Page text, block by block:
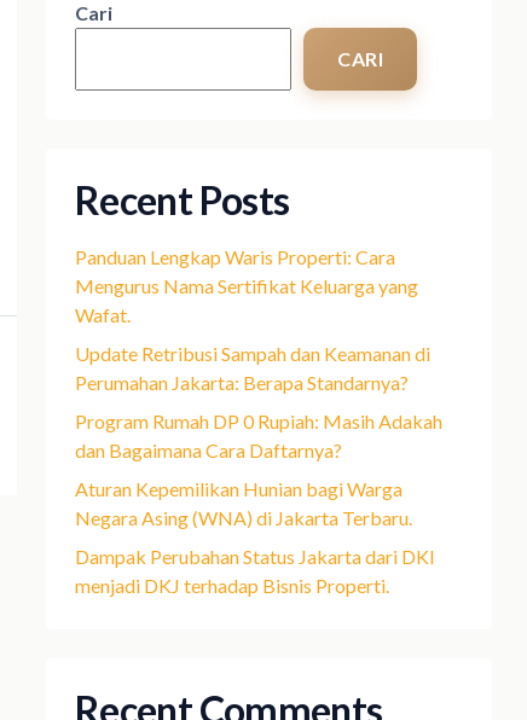
Cari
CARI
Recent Posts
Panduan Lengkap Waris Properti: Cara
Mengurus Nama Sertifikat Keluarga yang
Wafat.
Update Retribusi Sampah dan Keamanan di
Perumahan Jakarta: Berapa Standarnya?
Program Rumah DP 0 Rupiah: Masih Adakah
dan Bagaimana Cara Daftarnya?
Aturan Kepemilikan Hunian bagi Warga
Negara Asing (WNA) di Jakarta Terbaru.
Dampak Perubahan Status Jakarta dari DKI
menjadi DKJ terhadap Bisnis Properti.
Recent Comments